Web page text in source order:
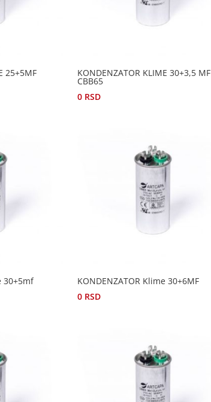
25+5MF
KONDENZATOR KLIME 30+3,5 MF
CBB65
0 RSD
30+5mf
KONDENZATOR Klime 30+6MF
0 RSD